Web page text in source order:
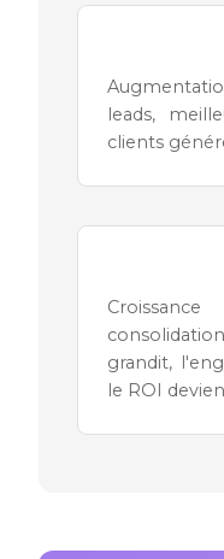
leads,
clients
grandit,
le ROI